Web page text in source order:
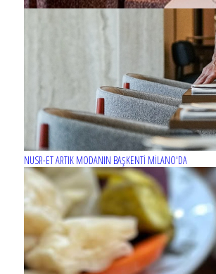
NUSR-ET ARTIK MODANIN BAŞKENTİ MİLANO'DA